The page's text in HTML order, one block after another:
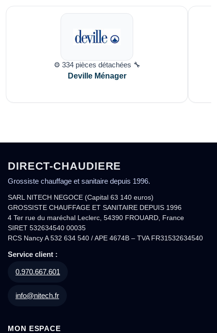
⚙️ 334 pièces détachées 🔧
Deville Ménager
DIRECT-CHAUDIERE
Grossiste chauffage et sanitaire depuis 1996.
SARL NITECH NEGOCE (Capital 63 140 euros)
GROSSISTE CHAUFFAGE ET SANITAIRE DEPUIS 1996
4 Ter rue du maréchal Leclerc, 54390 FROUARD, France
SIRET 532634540 00035
RCS Nancy A 532 634 540 / APE 4674B – TVA FR31532634540
Service client :
0.970.667.601
info@nitech.fr
MON ESPACE